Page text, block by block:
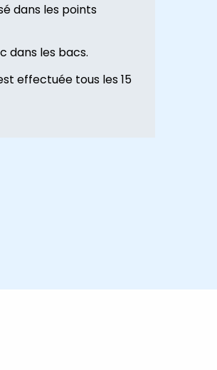
dans les points
dans les bacs.
effectuée tous les 15